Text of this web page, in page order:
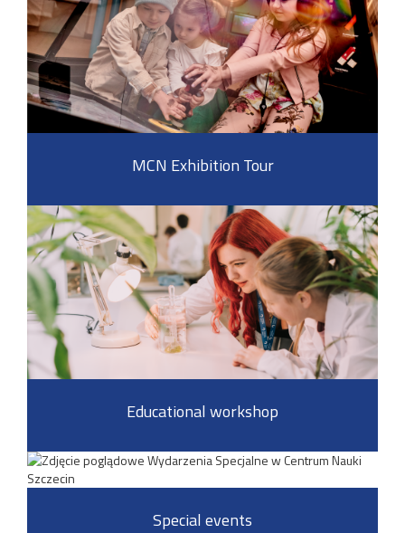
MCN Exhibition Tour
Educational workshop
Special events